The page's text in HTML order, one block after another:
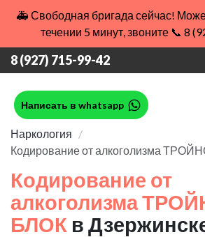
🚑 Свободная бригада сейчас!
течении 5 минут, звоните 📞 8
8 (927) 715-99-42
Написать в whatsapp
Наркология
Кодирование от алкоголизма
Кодирование от
алкоголизма
БЛОК в